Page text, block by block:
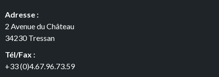
Adresse :
2 Avenue du Château
34230 Tressan
Tél/Fax :
+33 (0)4.67.96.73.59